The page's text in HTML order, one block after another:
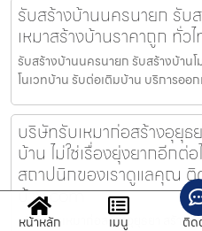
รับสร้างบ้านนครนายก รับ
เหมาสร้างบ้านราคาถูก ทั่ว
รับสร้างบ้านนครนายก รับสร้างบ้านโ
โนเวทบ้าน รับต่อเติมบ้าน บริการออ
บริษัทรับเหมาก่อสร้างอุยุธ
บ้าน ไม่ใช่เรื่องยุ่งยากอีกต่
สถาปนิกของเราดูแลคุณ ติ
บ้าน.com
บริษัทรับเหมาก่อสร้างอุยุธยา สร้างบ้
หน้าหลัก เมนู ติด